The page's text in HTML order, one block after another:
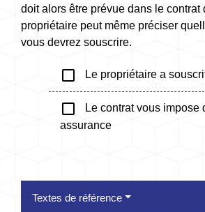
doit alors être prévue dans le contrat
propriétaire peut même préciser
vous devrez souscrire.
check_box_outline_blank Le propriétaire a
check_box_outline_blank
Le contrat vous impose
assurance
Textes de référence